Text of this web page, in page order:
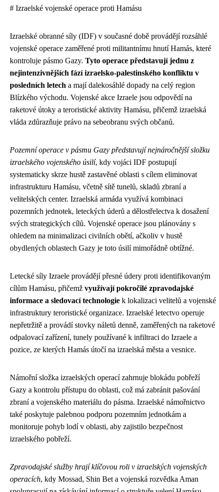
# Izraelské vojenské operace proti Hamásu
Izraelské obranné síly (IDF) v současné době provádějí rozsáhlé
vojenské operace zaměřené proti militantnímu hnutí Hamás, které
kontroluje pásmo Gazy. Tyto operace představují jednu z
nejintenzivnějších fází izraelsko-palestinského konfliktu v
posledních letech a mají dalekosáhlé dopady na celý region
Blízkého východu. Vojenské akce Izraele jsou odpovědí na
raketové útoky a teroristické aktivity Hamásu, přičemž izraelská
vláda zdůrazňuje právo na sebeobranu svých občanů.
Pozemní operace v pásmu Gazy představují nejnáročnější složku
izraelského vojenského úsilí, kdy vojáci IDF postupují
systematicky skrze hustě zastavěné oblasti s cílem eliminovat
infrastrukturu Hamásu, včetně sítě tunelů, skladů zbraní a
velitelských center. Izraelská armáda využívá kombinaci
pozemních jednotek, leteckých úderů a dělostřelectva k dosažení
svých strategických cílů. Vojenské operace jsou plánovány s
ohledem na minimalizaci civilních obětí, ačkoliv v hustě
obydlených oblastech Gazy je toto úsilí mimořádně obtížné.
Letecké síly Izraele provádějí přesné údery proti identifikovaným
cílům Hamásu, přičemž využívají pokročilé zpravodajské
informace a sledovací technologie k lokalizaci velitelů a vojenské
infrastruktury teroristické organizace. Izraelské letectvo operuje
nepřetržitě a provádí stovky náletů denně, zaměřených na raketové
odpalovací zařízení, tunely používané k infiltraci do Izraele a
pozice, ze kterých Hamás útočí na izraelská města a vesnice.
Námořní složka izraelských operací zahrnuje blokádu pobřeží
Gazy a kontrolu přístupu do oblasti, což má zabránit pašování
zbraní a vojenského materiálu do pásma. Izraelské námořnictvo
také poskytuje palebnou podporu pozemním jednotkám a
monitoruje pohyb lodí v oblasti, aby zajistilo bezpečnost
izraelského pobřeží.
Zpravodajské služby hrají klíčovou roli v izraelských vojenských
operacích, kdy Mossad, Shin Bet a vojenská rozvědka Aman